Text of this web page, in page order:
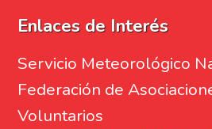
Enlaces de Interés
Servicio Meteorológico
Federación de
Voluntarios